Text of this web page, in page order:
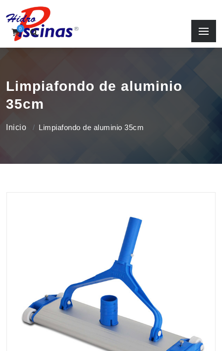
0
Limpiafondo de aluminio
35cm
Inicio Limpiafondo de aluminio 35cm